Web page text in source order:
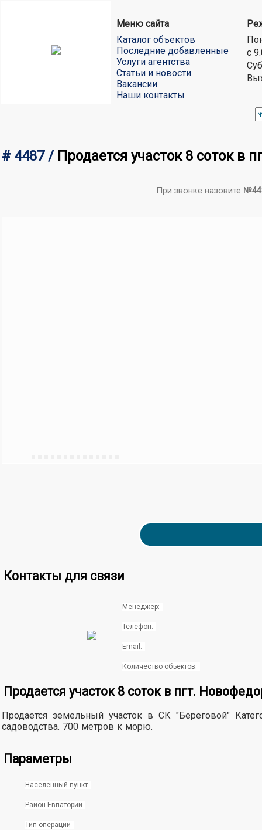
Меню сайта
Каталог объектов
Последние добавленные
Услуги агентства
Статьи и новости
Вакансии
Наши контакты
с
# 4487 / Продается участок 8 соток в
При звонке назовите
Контакты для связи
Менеджер:
Телефон:
Email:
Количество объектов:
Продается участок 8 соток в пгт.
Продается земельный участок в СК "Береговой"
садоводства. 700 метров к морю.
Параметры
Населенный пункт
Район Евпатории
Тип операции